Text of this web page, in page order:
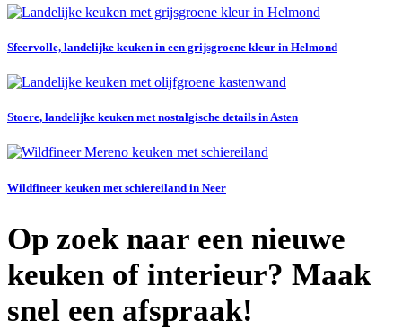
Sfeervolle, landelijke keuken in een grijsgroene kleur in Helmond
Stoere, landelijke keuken met nostalgische details in Asten
Wildfineer keuken met schiereiland in Neer
Op zoek naar een nieuwe
keuken of interieur? Maak
snel een afspraak!